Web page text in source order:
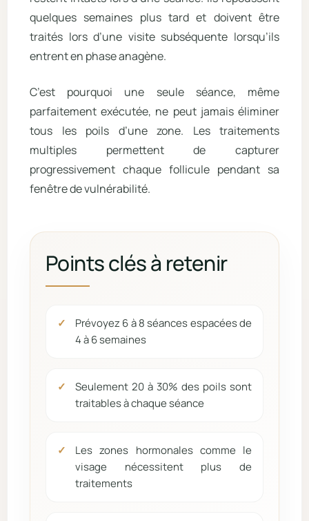
quelques semaines plus tard et doivent être
traités lors d’une visite subséquente lorsqu’ils
entrent en phase anagène.
C’est pourquoi une seule séance, même
parfaitement exécutée, ne peut jamais éliminer
tous les poils d’une zone. Les traitements
multiples permettent de capturer
progressivement chaque follicule pendant sa
fenêtre de vulnérabilité.
Points clés à retenir
Prévoyez 6 à 8 séances espacées de
4 à 6 semaines
Seulement 20 à 30% des poils sont
traitables à chaque séance
Les zones hormonales comme le
visage nécessitent plus de
traitements